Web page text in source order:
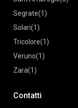
Segrate(1)
Solari(1)
Tricolore(1)
Veruno(1)
Zara(1)
Contatti